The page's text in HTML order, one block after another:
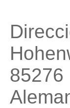
85276